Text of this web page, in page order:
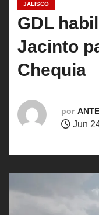
JALISCO
GDL
Jacinto
Chequia
por
Jun